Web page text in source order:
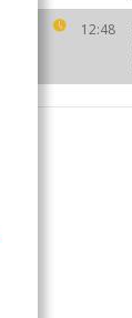
12:48